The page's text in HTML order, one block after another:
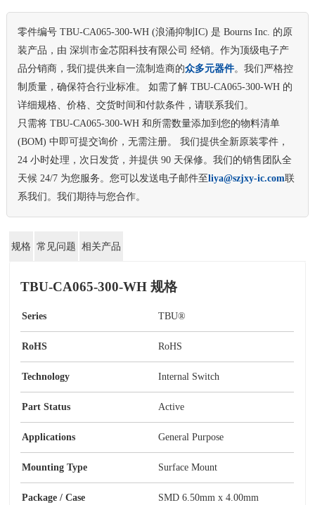
零件编号 TBU-CA065-300-WH (浪涌抑制IC) 是 Bourns Inc. 的原
装产品，由 深圳市金芯阳科技有限公司 经销。作为顶级电子产
品分销商，我们提供来自一流制造商的众多元器件。我们严格控
制质量，确保符合行业标准。 如需了解 TBU-CA065-300-WH 的
详细规格、价格、交货时间和付款条件，请联系我们。
只需将 TBU-CA065-300-WH 和所需数量添加到您的物料清单
(BOM) 中即可提交询价，无需注册。 我们提供全新原装零件，
24 小时处理，次日发货，并提供 90 天保修。我们的销售团队全
天候 24/7 为您服务。您可以发送电子邮件至liya@szjxy-ic.com联
系我们。我们期待与您合作。
规格 常见问题 相关产品
TBU-CA065-300-WH 规格
Series TBU®
RoHS RoHS
Technology Internal Switch
Part Status Active
Applications General Purpose
Mounting Type Surface Mount
Package / Case SMD 6.50mm x 4.00mm